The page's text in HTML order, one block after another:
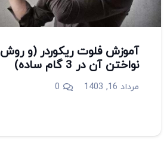
آموزش فلوت ریکوردر (و روش
نواختن آن در 3 گام ساده)
مرداد 16, 1403 0